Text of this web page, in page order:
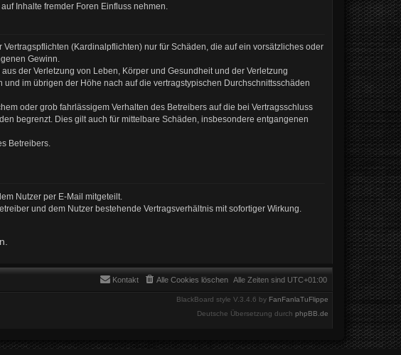
Inhalte fremder Foren Einfluss nehmen.
(Kardinalpflichten) nur für Schäden, die auf ein vorsätzliches oder
Gewinn.
der Verletzung von Leben, Körper und Gesundheit und der Verletzung
im übrigen der Höhe nach auf die vertragstypischen Durchschnittsschäden
oder grob fahrlässigem Verhalten des Betreibers auf die bei Vertragsschluss
begrenzt. Dies gilt auch für mittelbare Schäden, insbesondere entgangenen
Betreibers.
Nutzer per E-Mail mitgeteilt.
und dem Nutzer bestehende Vertragsverhältnis mit sofortiger Wirkung.
Alle Zeiten sind UTC+01:00
Alle Cookies löschen
Kontakt
BlackBoard style V.3.4.6 by FanFanlaTuFlippe
Deutsche Übersetzung durch phpBB.de